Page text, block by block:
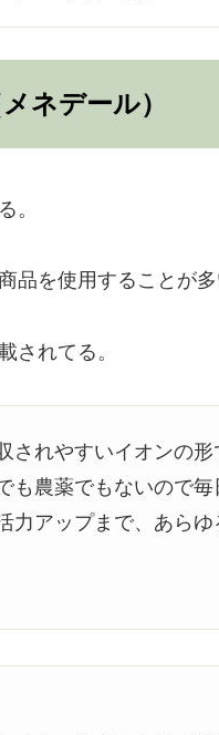
ネデール）
。
品を使用することが多
されてる。
れやすいイオンの形
農薬でもないので毎
アップまで、あらゆ